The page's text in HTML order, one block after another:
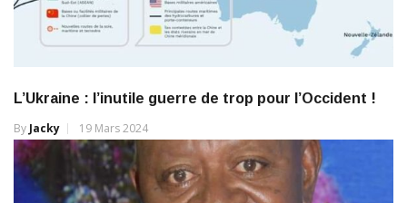
L’Ukraine : l’inutile guerre de trop pour l’Occident !
By Jacky 19 Mars 2024